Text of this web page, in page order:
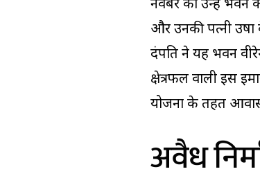
नवंबर को उन्हें भवन
और उनकी पत्नी
दंपति ने यह भवन
क्षेत्रफल वाली इस
योजना के तहत
अवैध